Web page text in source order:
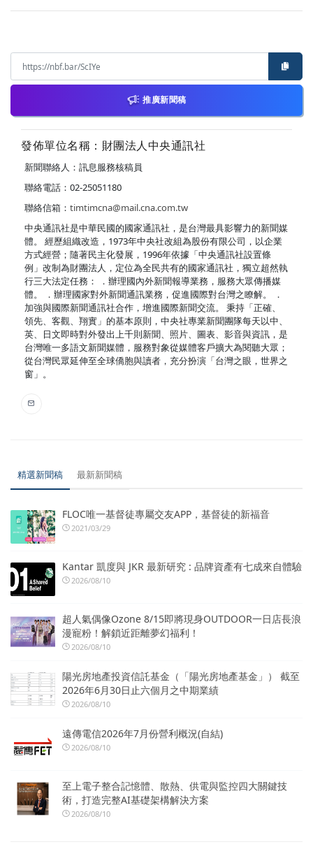
推廣新聞稿
發佈單位名稱：財團法人中央通訊社
新聞聯絡人：訊息服務核稿員
聯絡電話：02-25051180
聯絡信箱： timtimcna@mail.cna.com.tw
中央通訊社是中華民國的國家通訊社，是台灣最具影響力的新聞媒
體。 經歷組織改造，1973年中央社改組為股份有限公司，以企業
方式經營；隨著民主化發展，1996年依據「中央通訊社設置條
例」改制為財團法人，定位為全民共有的國家通訊社，獨立超然執
行三大法定任務： ．辦理國內外新聞報導業務，服務大眾傳播媒
體。 ．辦理國家對外新聞通訊業務，促進國際對台灣之瞭解。 ．
加強與國際新聞通訊社合作，增進國際新聞交流。 秉持「正確、
領先、客觀、翔實」的基本原則，中央社專業新聞團隊每天以中、
英、日文即時對外發出上千則新聞、照片、圖表、影音與資訊，是
台灣唯一多語文新聞媒體，服務對象從媒體客戶擴大為閱聽大眾；
從台灣民眾延伸至全球僑胞與讀者，充分扮演「台灣之眼，世界之
窗」。
精選新聞稿 最新新聞稿
FLOC唯一基督徒專屬交友APP，基督徒的新福音
2021/03/29
Kantar 凱度與 JKR 最新研究 : 品牌資產有七成來自體驗
2026/08/10
超人氣偶像Ozone 8/15即將現身OUTDOOR一日店長浪
漫寵粉！解鎖近距離夢幻福利！
2026/08/10
陽光房地產投資信託基金（「陽光房地產基金」） 截至
2026年6月30日止六個月之中期業績
2026/08/10
遠傳電信2026年7月份營利概況(自結)
2026/08/10
至上電子整合記憶體、散熱、供電與監控四大關鍵技
術，打造完整AI基礎架構解決方案
2026/08/10